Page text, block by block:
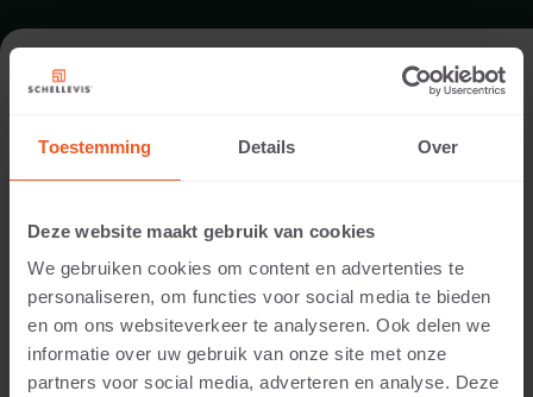
Toestemming Details Over
Deze website maakt gebruik van cookies
We gebruiken cookies om content en advertenties te
personaliseren, om functies voor social media te bieden
en om ons websiteverkeer te analyseren. Ook delen we
informatie over uw gebruik van onze site met onze
partners voor social media, adverteren en analyse. Deze
ÖFFENTLICHER RAUM IN ENSCHEDE
Architekt:
Standort:
Enschede
Anwendung:
Öffentlicher Raum
Produkte:
Bordstein 100x50x5 Grau